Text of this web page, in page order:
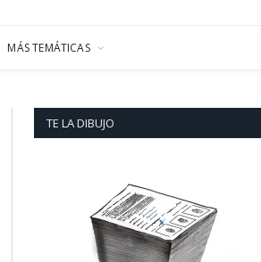
MÁS TEMÁTICAS
TE LA DIBUJO